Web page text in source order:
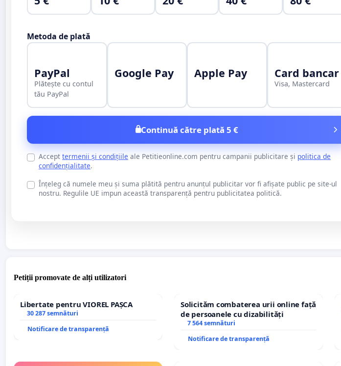
Metoda de plată
PayPal
Plătește cu contul
tău PayPal
Google Pay Apple Pay Card bancar
Visa, Mastercard
Continuă către plată 5 €
Accept termenii și condițiile ale Petitieonline.com pentru campanii publicitare și politica de
confidențialitate.
Înțeleg că numele meu și suma plătită pentru anunțul publicitar vor fi afișate public pe site-ul
nostru. Regulile UE impun această transparență pentru publicitatea politică.
Petiții promovate de alți utilizatori
Libertate pentru VIOREL PAȘCA
30 287 semnături
Notificare de transparență
Solicităm combaterea urii online față
de persoanele cu dizabilități
7 564 semnături
Notificare de transparență